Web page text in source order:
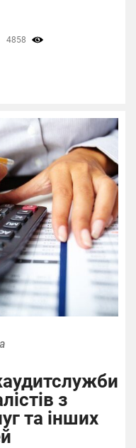
4858
з
та інших